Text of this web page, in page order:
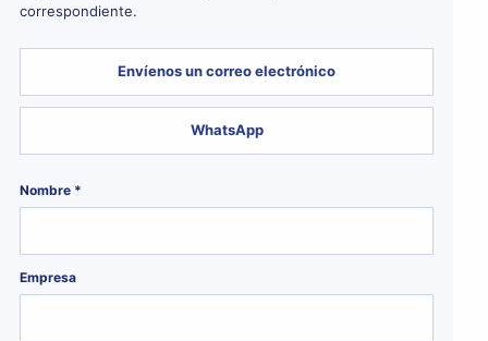
correspondiente.
Envíenos un correo electrónico
WhatsApp
Nombre *
Empresa